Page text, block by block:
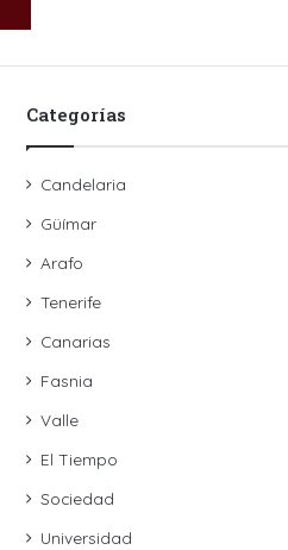
Categorías
Candelaria
Güímar
Arafo
Tenerife
Canarias
Fasnia
Valle
El Tiempo
Sociedad
Universidad